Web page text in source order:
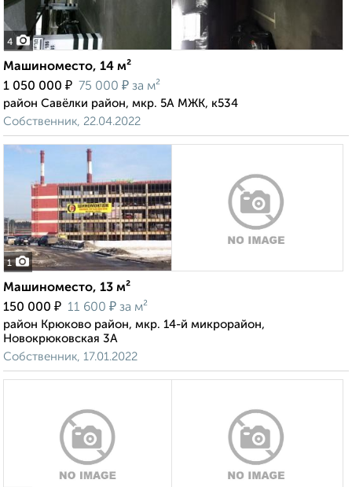
4
Машиноместо, 14 м²
1 050 000 ₽ 75 000 ₽ за м²
район Савёлки район, мкр. 5А МЖК, к534
Собственник, 22.04.2022
1
Машиноместо, 13 м²
150 000 ₽ 11 600 ₽ за м²
район Крюково район, мкр. 14-й микрорайон,
Новокрюковская 3А
Собственник, 17.01.2022